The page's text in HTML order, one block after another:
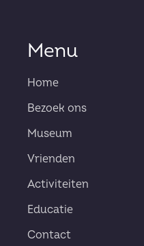
Menu
Home
Bezoek ons
Museum
Vrienden
Activiteiten
Educatie
Contact